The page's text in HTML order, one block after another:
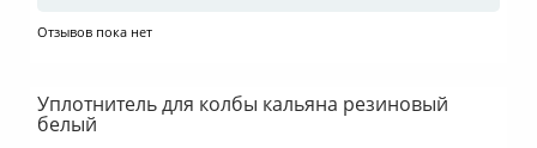
Отзывов пока нет
Уплотнитель для колбы кальяна резиновый
белый